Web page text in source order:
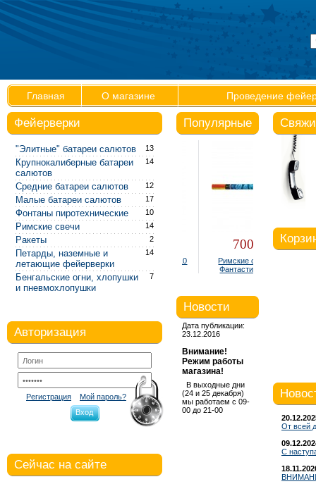
Главная О магазине Проведение
Фейерверки
13
"Элитные" батареи салютов
14
Крупнокалиберные батареи
салютов
12
Средние батареи салютов
17
Малые батареи салютов
10
Фонтаны пиротехнические
14
Римские свечи
2
Ракеты
14
Петарды, наземные и
летающие фейерверки
7
Бенгальские огни, хлопушки
и пневмохлопушки
Авторизация
Регистрация
Мой пароль?
Вход
Сейчас на сайте
Популярные
300 руб.
Фонтан настольный Р4810
(упаковка 4 шт.)
700 руб.
Римские свечи Р5540
Фантастика (0,8" х 8)
Новости
Дата публикации:
23.12.2016
Внимание!
Режим работы
магазина!
В выходные дни
(24 и 25 декабря)
мы работаем с 09-
00 до 21-00
От всей
С